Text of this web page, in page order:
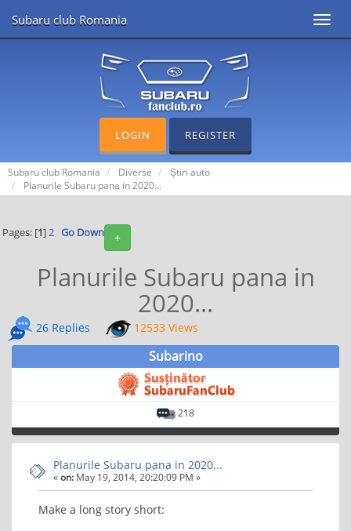
Subaru club Romania
LOGIN REGISTER
Subaru club Romania Diverse
Știri auto
Planurile Subaru pana in 2020...
+
Pages: [1]2 Go Down
Planurile Subaru pana in
2020...
26 Replies 12533 Views
Subarino
218
Planurile Subaru pana in 2020...
«on: May 19, 2014, 20:20:09 PM »
Make a long story short: